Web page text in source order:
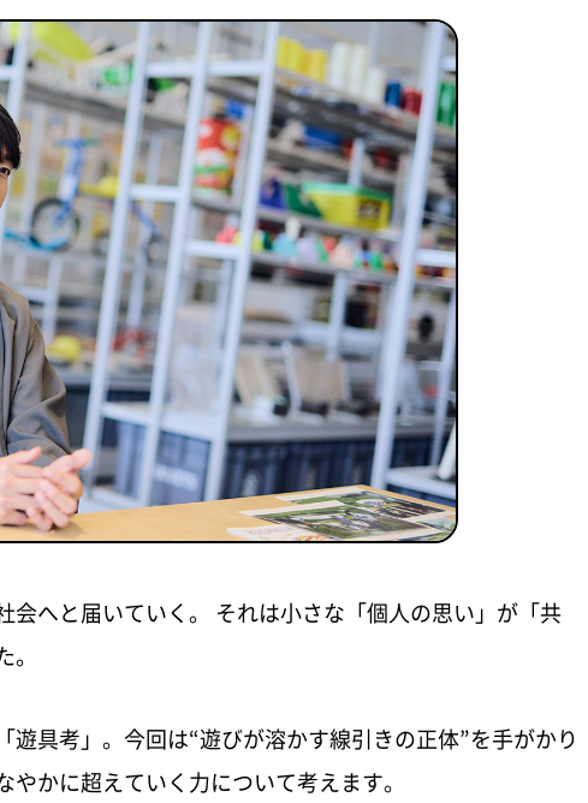
へと届いていく。 それは小さな「個人の思い」が「共
具考」。今回は“遊びが溶かす線引きの正体”を手がかり
かに超えていく力について考えます。